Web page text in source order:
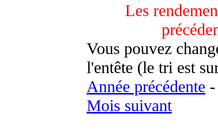
Les
Vous pouvez
l'entête (le tri est
Année précédente -
Mois suivant